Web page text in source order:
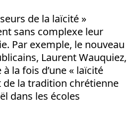
de la laïcité »
sans complexe leur
Par exemple, le nouveau
Laurent Wauquiez,
la fois d’une « laïcité
de la tradition chrétienne
dans les écoles